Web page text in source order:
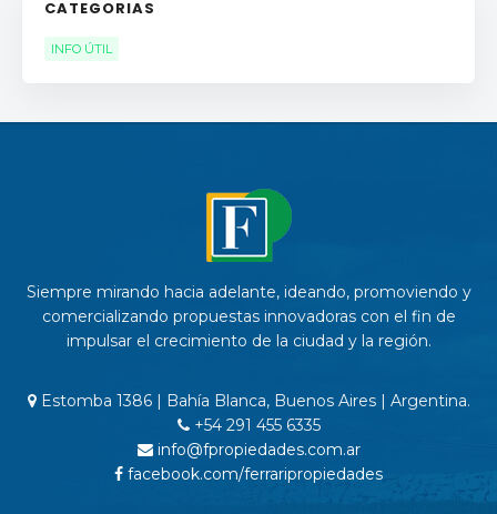
CATEGORIAS
INFO ÚTIL
Siempre mirando hacia adelante, ideando, promoviendo y
comercializando propuestas innovadoras con el fin de
impulsar el crecimiento de la ciudad y la región.
Estomba 1386 | Bahía Blanca, Buenos Aires | Argentina.
+54 291 455 6335
info@fpropiedades.com.ar
facebook.com/ferraripropiedades